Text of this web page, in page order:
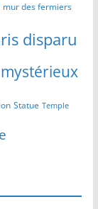
mur des fermiers
disparu
Statue Temple